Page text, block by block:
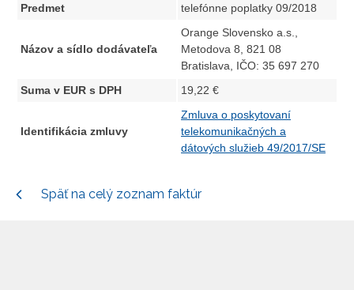
Predmet
telefónne poplatky 09/2018
Názov a sídlo dodávateľa
Orange Slovensko a.s.,
Metodova 8, 821 08
Bratislava, IČO: 35 697 270
Suma v EUR s DPH
19,22 €
Identifikácia zmluvy
Zmluva o poskytovaní
telekomunikačných a
dátových služieb 49/2017/SE
Späť na celý zoznam faktúr